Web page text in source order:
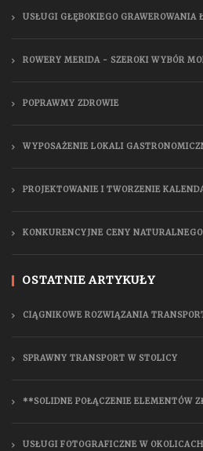
USŁUGI GŁĘBOKIEGO GRAWEROWANIA
ROWERY MERIDA - SZEROKI WYBÓR
POPRAWMY ZDROWIE
WYPOSAŻENIE LOKALI
PROJEKTOWANIE I TWORZENIE
KONKURENCYJNE CENY
OSTATNIE ARTYKUŁY
CIĄGNIKOWE ROZWIĄZANIA
SPRAWNY TRANSPORT W STOLICY
**SOLIDNE POŁĄCZENIE ELEMENTÓW
USŁUGI FOTOGRAFICZNE W